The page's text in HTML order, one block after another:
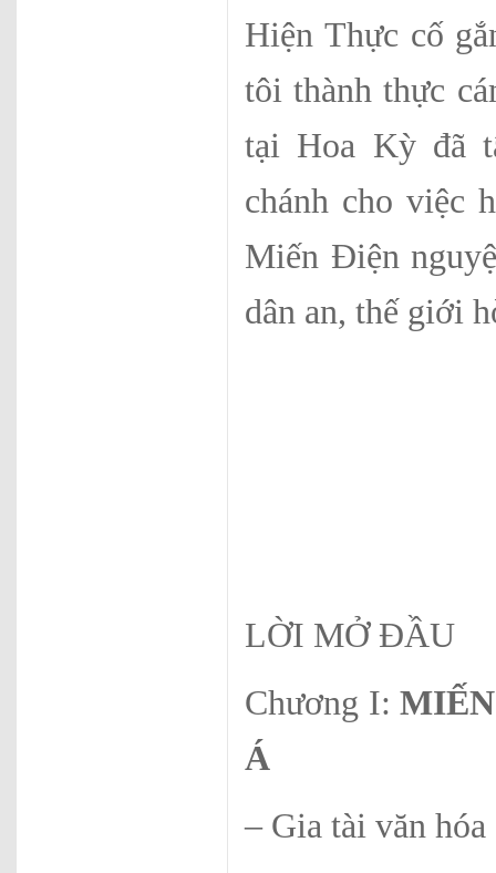
Hiện Thực cố
tôi thành thực
tại Hoa Kỳ đã
chánh cho việc
Miến Điện
dân an, thế giới
LỜI MỞ ĐẦU
Chương I:
Á
– Gia tài văn hóa